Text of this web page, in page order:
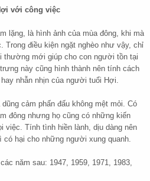
với công việc
lặng, là hình ảnh của mùa đông, khi mà
Trong điều kiện ngặt nghèo như vậy, chỉ
thường mới giúp cho con người tồn tại
này cũng hình thành nên tính cách
nhẫn nhịn của người tuổi Hợi.
cảm phấn đấu không mệt mỏi. Có
đông nhưng họ cũng có những kiến
việc. Tính tình hiền lành, dịu dàng nên
hại cho những người xung quanh.
năm sau: 1947, 1959, 1971, 1983,